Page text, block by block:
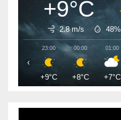
+9°C
2.8 m/s 48%
23:00
+9°C
00:00
+8°C
01:00
+7°C
‹